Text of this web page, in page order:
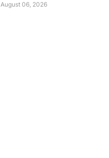
August 06, 2026